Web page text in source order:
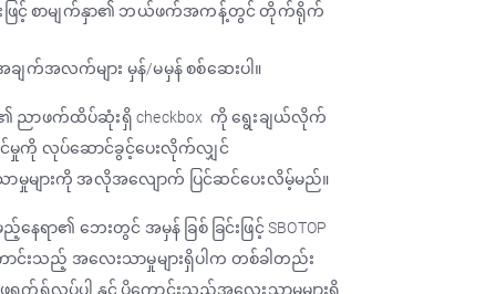
င်းဖြင့် စာမျက်နှာ၏ ဘယ်ဖက်အကန့်တွင် တိုက်ရိုက်
လက်များ မှန်/မမှန် စစ်ဆေးပါ။
ညာဖက်ထိပ်ဆုံးရှိ checkbox ကို ရွေးချယ်လိုက်
င်မှုကို လုပ်ဆောင်ခွင့်ပေးလိုက်လျှင်
မှုများကို အလိုအလျောက် ပြင်ဆင်ပေးလိမ့်မည်။
၏ ဘေးတွင် အမှန် ခြစ် ခြင်းဖြင့် SBOTOP
င်းသည့် အလေးသာမှုများရှိပါက တစ်ခါတည်း
ရက်ရှ်လုပ်ပါ နှင့် ပိုကောင်းသည့်အလေးသာမှုများရှိ